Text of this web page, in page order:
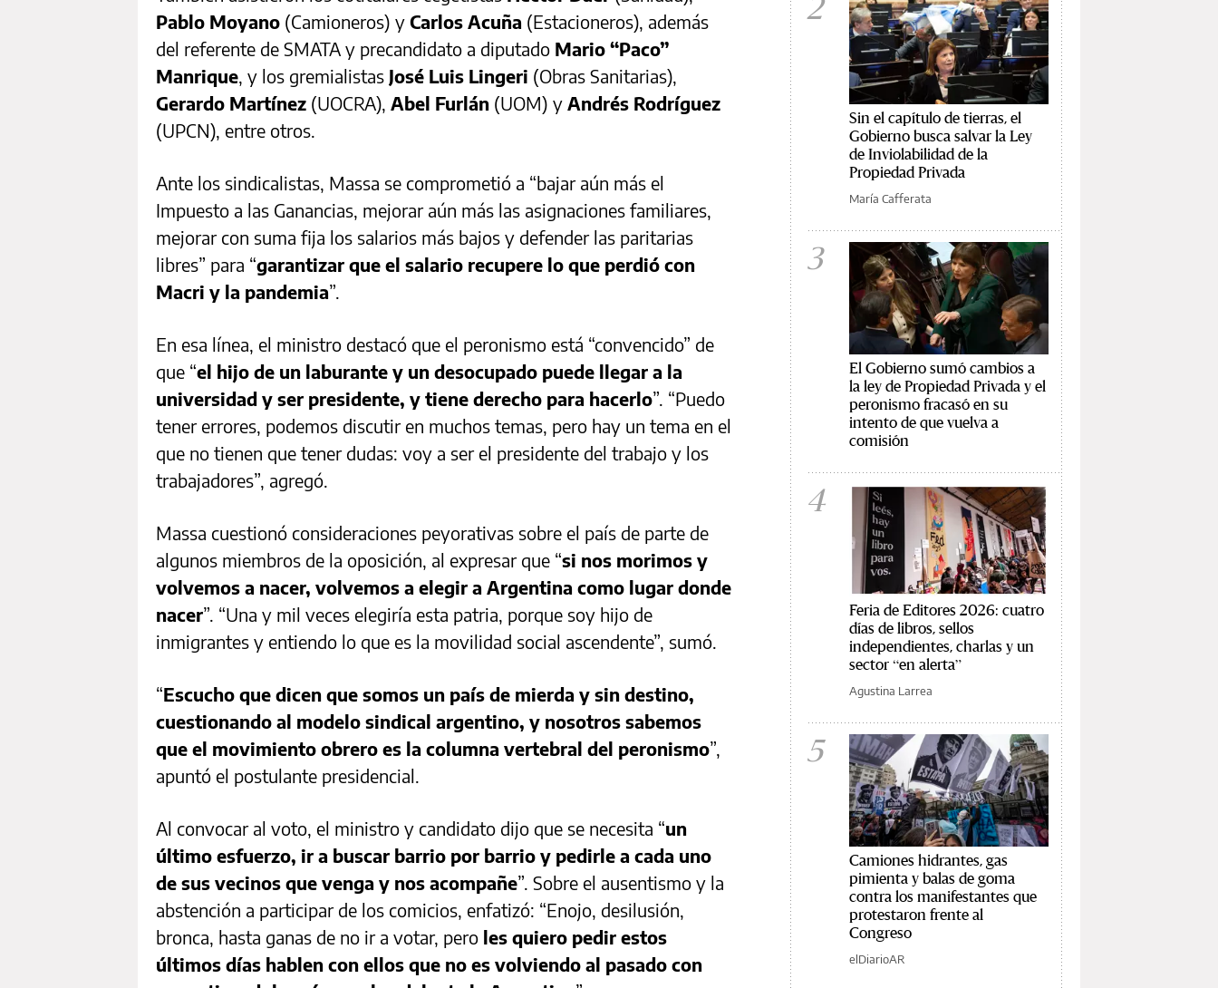
Pablo Moyano (Camioneros) y Carlos Acuña (Estacioneros), además
del referente de SMATA y precandidato a diputado Mario “Paco”
Manrique, y los gremialistas José Luis Lingeri (Obras Sanitarias),
Gerardo Martínez (UOCRA), Abel Furlán (UOM) y Andrés Rodríguez
(UPCN), entre otros.
Ante los sindicalistas, Massa se comprometió a “bajar aún más el
Impuesto a las Ganancias, mejorar aún más las asignaciones familiares,
mejorar con suma fija los salarios más bajos y defender las paritarias
libres” para “garantizar que el salario recupere lo que perdió con
Macri y la pandemia”.
En esa línea, el ministro destacó que el peronismo está “convencido” de
que “el hijo de un laburante y un desocupado puede llegar a la
universidad y ser presidente, y tiene derecho para hacerlo”. “Puedo
tener errores, podemos discutir en muchos temas, pero hay un tema en el
que no tienen que tener dudas: voy a ser el presidente del trabajo y los
trabajadores”, agregó.
Massa cuestionó consideraciones peyorativas sobre el país de parte de
algunos miembros de la oposición, al expresar que “si nos morimos y
volvemos a nacer, volvemos a elegir a Argentina como lugar donde
nacer”. “Una y mil veces elegiría esta patria, porque soy hijo de
inmigrantes y entiendo lo que es la movilidad social ascendente”, sumó.
“Escucho que dicen que somos un país de mierda y sin destino,
cuestionando al modelo sindical argentino, y nosotros sabemos
que el movimiento obrero es la columna vertebral del peronismo”,
apuntó el postulante presidencial.
Al convocar al voto, el ministro y candidato dijo que se necesita “un
último esfuerzo, ir a buscar barrio por barrio y pedirle a cada uno
de sus vecinos que venga y nos acompañe”. Sobre el ausentismo y la
abstención a participar de los comicios, enfatizó: “Enojo, desilusión,
bronca, hasta ganas de no ir a votar, pero les quiero pedir estos
últimos días hablen con ellos que no es volviendo al pasado con
Sin el capítulo de tierras, el
Gobierno busca salvar la Ley
de Inviolabilidad de la
Propiedad Privada
María Cafferata
3
El Gobierno sumó cambios a
la ley de Propiedad Privada y el
peronismo fracasó en su
intento de que vuelva a
comisión
4
Feria de Editores 2026: cuatro
días de libros, sellos
independientes, charlas y un
sector “en alerta”
Agustina Larrea
5
Camiones hidrantes, gas
pimienta y balas de goma
contra los manifestantes que
protestaron frente al
Congreso
elDiarioAR